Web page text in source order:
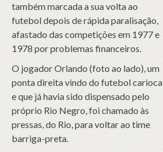
também marcada a sua volta ao
futebol depois de rápida paralisação,
afastado das competições em 1977 e
1978 por problemas financeiros.
O jogador Orlando (foto ao lado), um
ponta direita vindo do futebol carioca
e que já havia sido dispensado pelo
próprio Rio Negro, foi chamado às
pressas, do Rio, para voltar ao time
barriga-preta.